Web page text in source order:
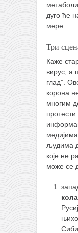
дуго ће
мере.
Три
Каже
вирус, а
глад”.
корона
многим
људима
које не
може се